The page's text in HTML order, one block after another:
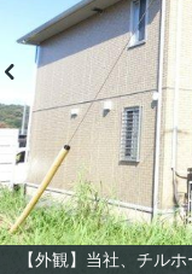
【外観】当社、チル